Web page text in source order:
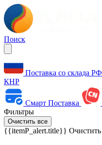
Поиск
Поставка со склада РФ
КНР
Смарт Поставка
Фильтры
Очистить все
{{itemP_alert.title}} Очистить